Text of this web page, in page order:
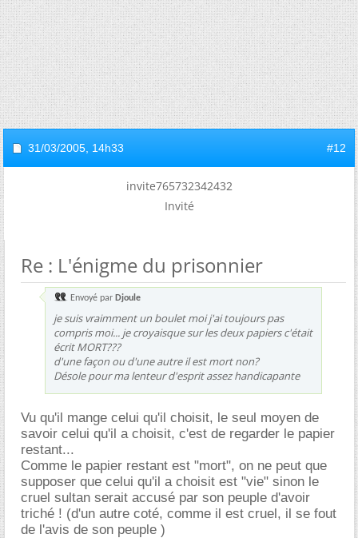
31/03/2005, 14h33 #12
invite765732342432
Invité
Re : L'énigme du prisonnier
Envoyé par Djoule
je suis vraimment un boulet moi j'ai toujours pas
compris moi... je croyaisque sur les deux papiers c'était
écrit MORT???
d'une façon ou d'une autre il est mort non?
Désole pour ma lenteur d'esprit assez handicapante
Vu qu'il mange celui qu'il choisit, le seul moyen de
savoir celui qu'il a choisit, c'est de regarder le papier
restant...
Comme le papier restant est "mort", on ne peut que
supposer que celui qu'il a choisit est "vie" sinon le
cruel sultan serait accusé par son peuple d'avoir
triché ! (d'un autre coté, comme il est cruel, il se fout
de l'avis de son peuple )